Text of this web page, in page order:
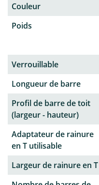
Couleur
Poids
Verrouillable
Longueur de barre
Profil de barre de toit
(largeur - hauteur)
Adaptateur de rainure
en T utilisable
Largeur de rainure en T